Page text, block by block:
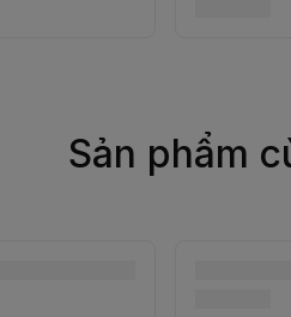
Sản phẩm